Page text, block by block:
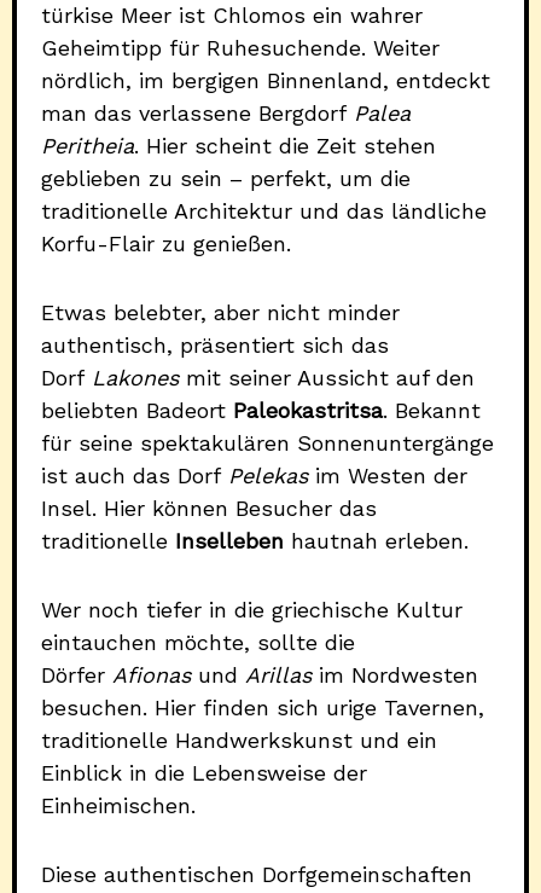
türkise Meer ist Chlomos ein wahrer
Geheimtipp für Ruhesuchende. Weiter
nördlich, im bergigen Binnenland, entdeckt
man das verlassene Bergdorf Palea
Peritheia. Hier scheint die Zeit stehen
geblieben zu sein – perfekt, um die
traditionelle Architektur und das ländliche
Korfu-Flair zu genießen.
Etwas belebter, aber nicht minder
authentisch, präsentiert sich das
Dorf Lakonesmit seiner Aussicht auf den
beliebten Badeort Paleokastritsa. Bekannt
für seine spektakulären Sonnenuntergänge
ist auch das Dorf Pelekasim Westen der
Insel. Hier können Besucher das
traditionelle Inselleben hautnah erleben.
Wer noch tiefer in die griechische Kultur
eintauchen möchte, sollte die
Dörfer Afionasund Arillasim Nordwesten
besuchen. Hier finden sich urige Tavernen,
traditionelle Handwerkskunst und ein
Einblick in die Lebensweise der
Einheimischen.
Diese authentischen Dorfgemeinschaften